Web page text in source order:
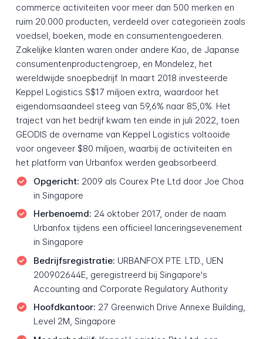
commerce activiteiten voor meer dan 500 merken en
ruim 20.000 producten, verdeeld over categorieën zoals
voedsel, boeken, mode en consumentengoederen.
Zakelijke klanten waren onder andere Kao, de Japanse
consumentenproductengroep, en Mondelez, het
wereldwijde snoepbedrijf. In maart 2018 investeerde
Keppel Logistics S$17 miljoen extra, waardoor het
eigendomsaandeel steeg van 59,6% naar 85,0%. Het
traject van het bedrijf kwam ten einde in juli 2022, toen
GEODIS de overname van Keppel Logistics voltooide
voor ongeveer $80 miljoen, waarbij de activiteiten en
het platform van Urbanfox werden geabsorbeerd.
Opgericht: 2009 als Courex Pte Ltd door Joe Choa
in Singapore
Herbenoemd: 24 oktober 2017, onder de naam
Urbanfox tijdens een officieel lanceringsevenement
in Singapore
Bedrijfsregistratie: URBANFOX PTE. LTD., UEN
200902644E, geregistreerd bij Singapore's
Accounting and Corporate Regulatory Authority
Hoofdkantoor: 27 Greenwich Drive Annexe Building,
Level 2M, Singapore